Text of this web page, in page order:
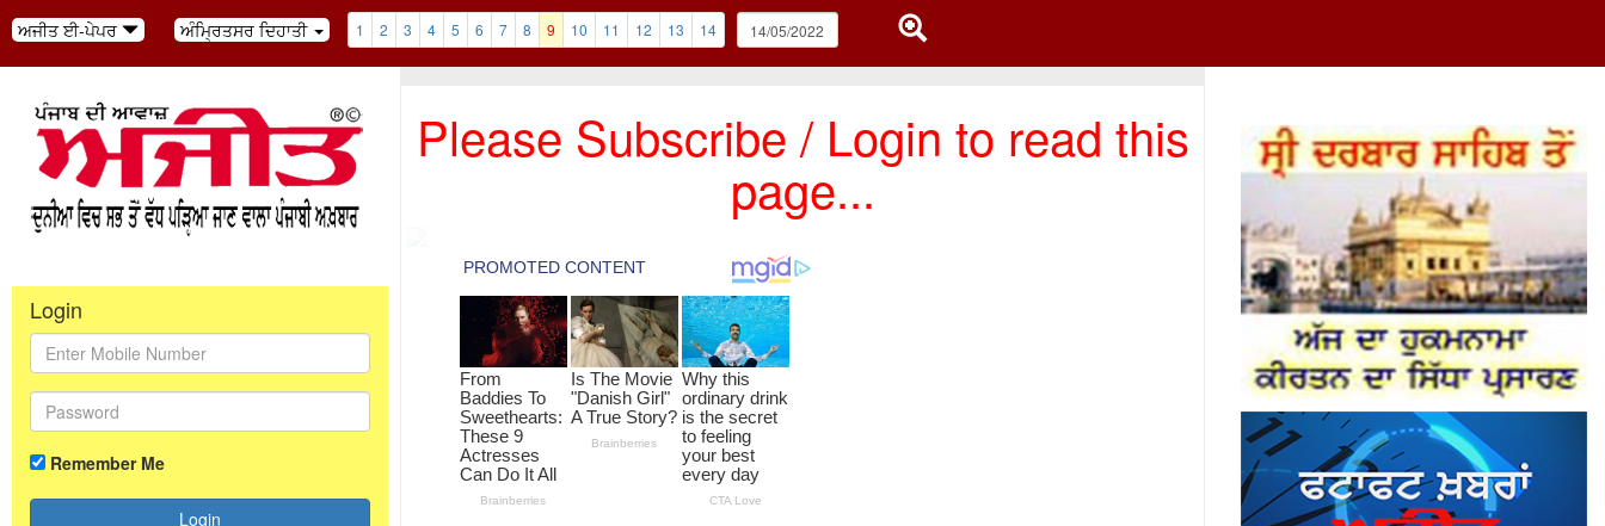
ਅਜੀਤ ਈ-ਪੇਪਰ ਅੰਮ੍ਰਿਤਸਰ ਦਿਹਾਤੀ 1 2 3 4 5 6 7 8 9 10 11 12 13 14
Login
Remember Me
Please Subscribe / Login to read this
page...